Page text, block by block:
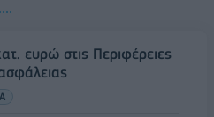
ευρώ στις Περιφέρειες